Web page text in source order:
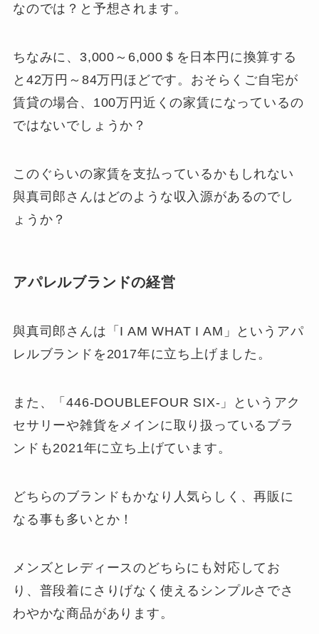
なのでは？と予想されます。
ちなみに、3,000～6,000＄を日本円に換算する
と42万円～84万円ほどです。おそらくご自宅が
賃貸の場合、100万円近くの家賃になっているの
ではないでしょうか？
このぐらいの家賃を支払っているかもしれない
與真司郎さんはどのような収入源があるのでし
ょうか？
アパレルブランドの経営
與真司郎さんは「I AM WHAT I AM」というアパ
レルブランドを2017年に立ち上げました。
また、「446-DOUBLEFOUR SIX-」というアク
セサリーや雑貨をメインに取り扱っているブラ
ンドも2021年に立ち上げています。
どちらのブランドもかなり人気らしく、再販に
なる事も多いとか！
メンズとレディースのどちらにも対応してお
り、普段着にさりげなく使えるシンプルさでさ
わやかな商品があります。